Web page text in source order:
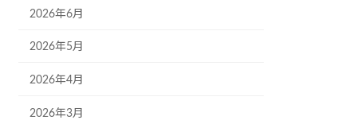
2026年6月
2026年5月
2026年4月
2026年3月